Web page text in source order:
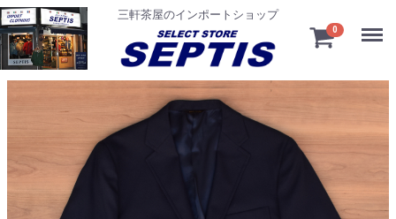
三軒茶屋のインポートショップ
0